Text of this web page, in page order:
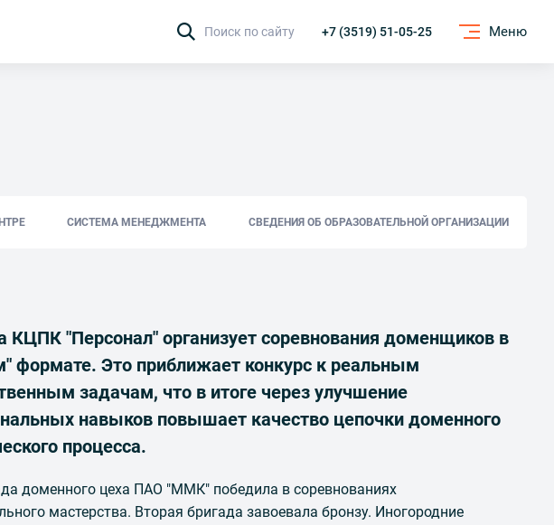
Поиск по сайту +7 (3519) 51-05-25 Меню
СИСТЕМА МЕНЕДЖМЕНТА СВЕДЕНИЯ ОБ ОБРАЗОВАТЕЛЬНОЙ ОРГАНИЗАЦИИ
КЦПК "Персонал" организует соревнования доменщиков в
формате. Это приближает конкурс к реальным
задачам, что в итоге через улучшение
навыков повышает качество цепочки доменного
процесса.
доменного цеха ПАО "ММК" победила в соревнованиях
мастерства. Вторая бригада завоевала бронзу. Иногородние